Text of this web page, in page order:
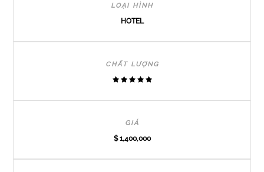
LOẠI HÌNH
HOTEL
CHẤT LƯỢNG
GIÁ
$ 1,400,000